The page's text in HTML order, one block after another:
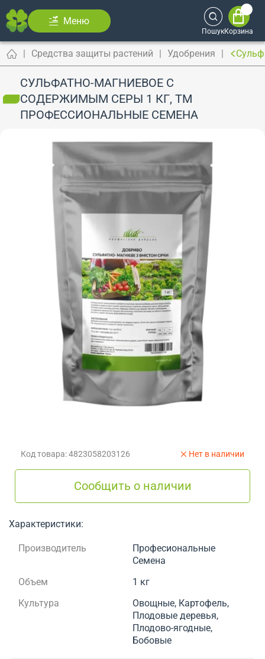
Меню
ПошукКорзина
Средства защиты растений Удобрения
СУЛЬФАТНО-МАГНИЕВОЕ С
СОДЕРЖИМЫМ СЕРЫ 1 КГ, ТМ
ПРОФЕССИОНАЛЬНЫЕ СЕМЕНА
Код товара: 4823058203126 Нет в наличии
Сообщить о наличии
Характеристики:
Производитель
Професиональные
Семена
Объем
1 кг
Культура
Овощные, Картофель,
Плодовые деревья,
Плодово-ягодные,
Бобовые